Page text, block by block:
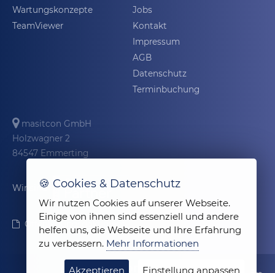
Wartungskonzepte
TeamViewer
Jobs
Kontakt
Impressum
AGB
Datenschutz
Terminbuchung
masitcon GmbH
Holzwagner 2
84547 Emmerting
Wir sind
Offenlegungsdokument
🍪 Cookies & Datenschutz
Wir nutzen Cookies auf unserer Webseite.
Einige von ihnen sind essenziell und andere
helfen uns, die Webseite und Ihre Erfahrung
zu verbessern. Mehr Informationen
Akzeptieren Einstellung anpassen